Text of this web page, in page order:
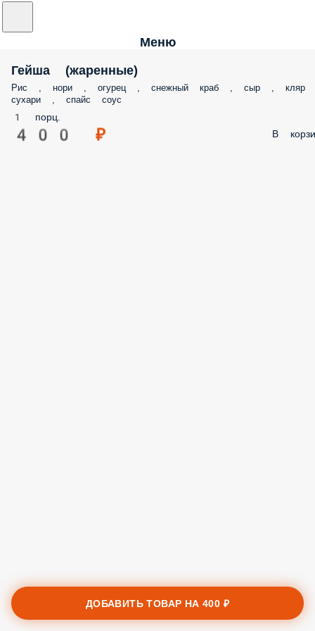
Меню
Гейша (жаренные)
Рис , нори , огурец , снежный краб , сыр , кляр
сухари , спайс соус
1 порц.
400 ₽ В
ДОБАВИТЬ ТОВАР НА400 ₽